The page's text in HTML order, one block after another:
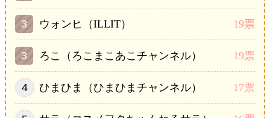
ウォンヒ（ILLIT） 19票
ろこ（ろこまこあこチャンネル） 19票
ひまひま（ひまひまチャンネル） 17票